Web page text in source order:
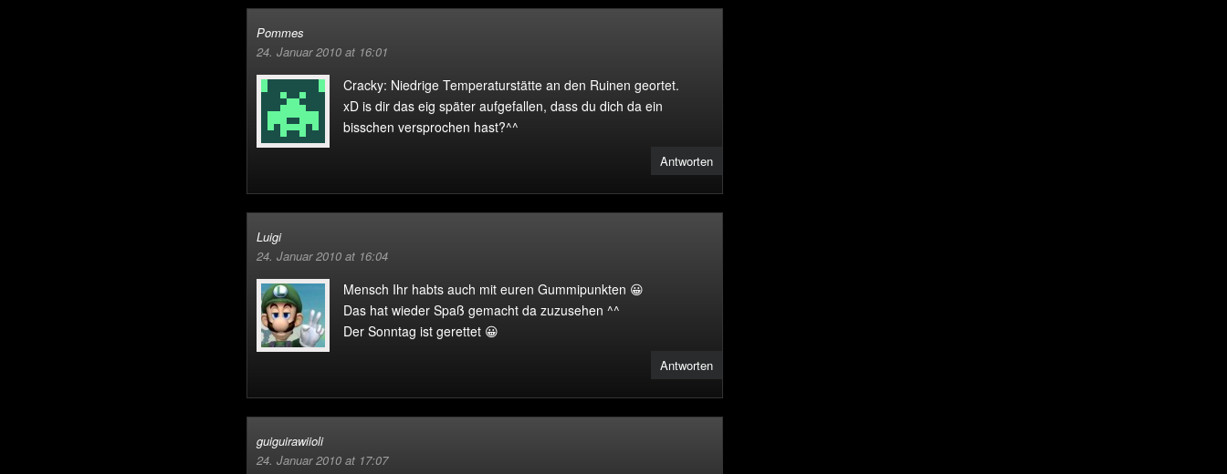
Pommes
24. Januar 2010 at 16:01
Cracky: Niedrige Temperaturstätte an den Ruinen geortet.
xD is dir das eig später aufgefallen, dass du dich da ein
bisschen versprochen hast?^^
Antworten
Luigi
24. Januar 2010 at 16:04
Mensch Ihr habts auch mit euren Gummipunkten 😀
Das hat wieder Spaß gemacht da zuzusehen ^^
Der Sonntag ist gerettet 😀
Antworten
guiguirawiioli
24. Januar 2010 at 17:07